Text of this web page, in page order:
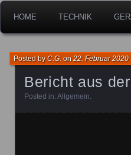
HOME TECHNIK
Bericht aus
Posted byC.G. on22. Februar 2020
Posted in: Allgemein.